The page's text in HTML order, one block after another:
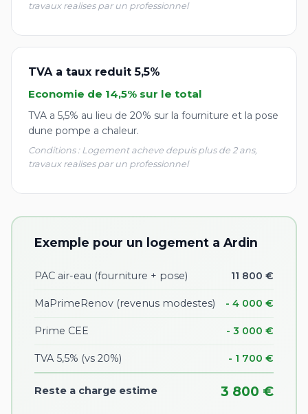
travaux realises par un professionnel
TVA a taux reduit 5,5%
Economie de 14,5% sur le total
TVA a 5,5% au lieu de 20% sur la fourniture et la pose
dune pompe a chaleur.
Conditions : Logement acheve depuis plus de 2 ans,
travaux realises par un professionnel
Exemple pour un logement a Ardin
PAC air-eau (fourniture + pose) 11 800 €
MaPrimeRenov (revenus modestes) - 4 000 €
Prime CEE - 3 000 €
TVA 5,5% (vs 20%) - 1 700 €
Reste a charge estime 3 800 €